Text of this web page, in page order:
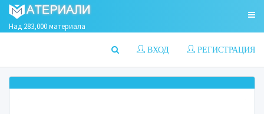
Над 283,000 материала
РЕГИСТРАЦИЯ
ВХОД